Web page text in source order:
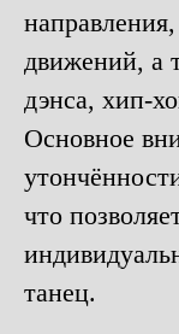
движений, а
дэнса, хип-
Основное
что
танец.